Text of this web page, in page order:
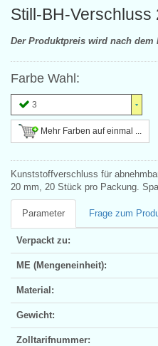
Still-BH-Verschluss
Der Produktpreis wird nach dem
Farbe Wahl:
3
Mehr Farben auf einmal ...
Kunststoffverschluss für
20 mm, 20 Stück pro Packung.
Parameter Frage zum
Verpackt zu:
ME (Mengeneinheit):
Material:
Gewicht:
Zolltarifnummer: